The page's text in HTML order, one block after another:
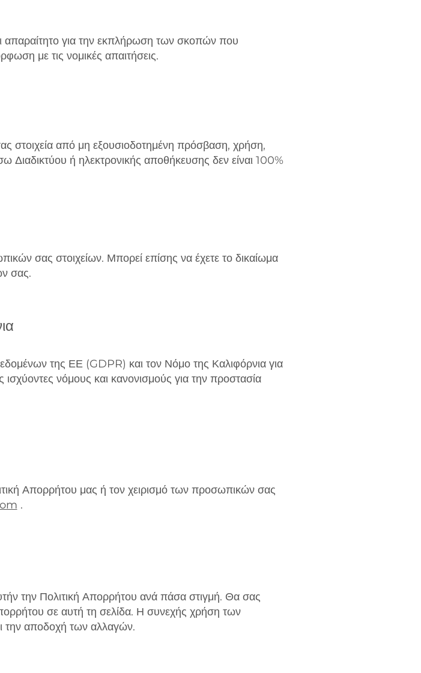
απαραίτητο για την εκπλήρωση των σκοπών που
με τις νομικές απαιτήσεις.
στοιχεία από μη εξουσιοδοτημένη πρόσβαση, χρήση,
ή ηλεκτρονικής αποθήκευσης δεν είναι 100%
σας στοιχείων. Μπορεί επίσης να έχετε το δικαίωμα
σας.
της ΕΕ (GDPR) και τον Νόμο της Καλιφόρνια για
νόμους και κανονισμούς για την προστασία
Απορρήτου μας ή τον χειρισμό των προσωπικών σας
.
την Πολιτική Απορρήτου ανά πάσα στιγμή. Θα σας
σε αυτή τη σελίδα. Η συνεχής χρήση των
την αποδοχή των αλλαγών.